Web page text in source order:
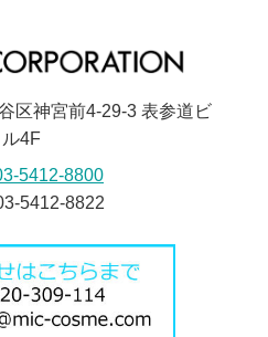
区神宮前4-29-3 表参道ビ
ル4F
5412-8800
5412-8822